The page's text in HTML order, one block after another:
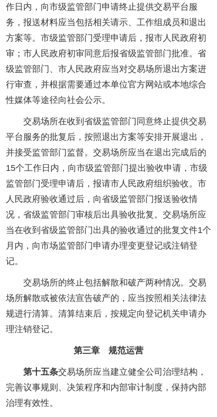
作日内，向市级监管部门申请终止提供交易平台服
务，报送材料应当包括相关请示、工作组成员和退出
方案等。市级监管部门受理申请后，报市人民政府初
审；市人民政府初审同意后报省级监管部门批准。省
级监管部门、市人民政府应当对交易场所退出方案进
行审查，并根据需要通过本单位官方网站或本地综合
性媒体等途径向社会公示。
交易场所在收到省级监管部门同意终止提供交易
平台服务的批复后，按照退出方案等安排开展退出，
并接受监管部门监督。交易场所应当在退出完成后的
15个工作日内，向市级监管部门提出验收申请，市级
监管部门受理申请后，报请市人民政府组织验收。市
人民政府验收通过后，向省级监管部门报送验收情
况，省级监管部门审核后出具验收批复。交易场所应
当在收到省级监管部门出具的验收通过的批复文件1个
月内，向市场监管部门申请办理变更登记或注销登
记。
交易场所的终止包括解散和破产两种情况。交易
场所解散或被依法宣告破产的，应当按照相关法律法
规进行清算。清算结束后，按规定向登记机关申请办
理注销登记。
第三章 规范运营
第十五条交易场所应当建立健全公司治理结构，
完善议事规则、决策程序和内部审计制度，保持内部
治理有效性。